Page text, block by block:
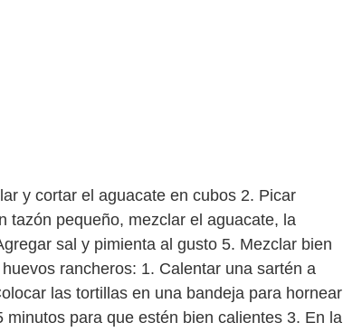
y cortar el aguacate en cubos 2. Picar
tazón pequeño, mezclar el aguacate, la
sal y pimienta al gusto 5. Mezclar bien
rancheros: 1. Calentar una sartén a
las tortillas en una bandeja para hornear
para que estén bien calientes 3. En la